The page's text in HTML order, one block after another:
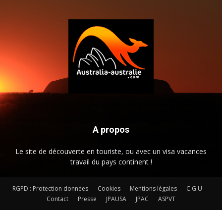
A propos
Le site de découverte en touriste, ou avec un visa vacances
travail du pays continent !
RGPD : Protection données Cookies Mentions légales
C.G.U
Contact
Presse JPAUSA JPAC ASPVT